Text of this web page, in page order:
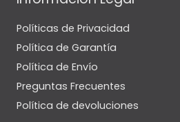
Políticas de Privacidad
Política de Garantía
Política de Envío
Preguntas Frecuentes
Política de devoluciones